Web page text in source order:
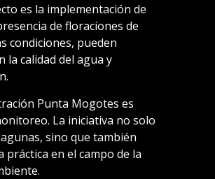
es la implementación de
de floraciones de
condiciones, pueden
calidad del agua y
Punta Mogotes es
La iniciativa no solo
sino que también
en el campo de la